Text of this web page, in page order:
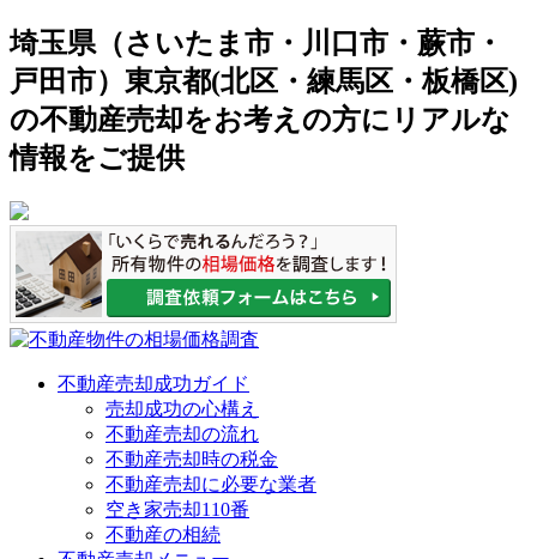
埼玉県（さいたま市・川口市・蕨市・
戸田市）東京都(北区・練馬区・板橋区)
の不動産売却をお考えの方にリアルな
情報をご提供
不動産売却成功ガイド
売却成功の心構え
不動産売却の流れ
不動産売却時の税金
不動産売却に必要な業者
空き家売却110番
不動産の相続